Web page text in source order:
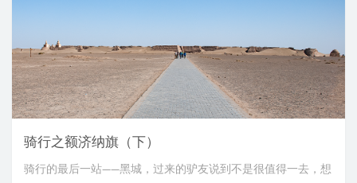
骑行之额济纳旗（下）
骑行的最后一站——黑城，过来的驴友说到不是很值得一去，想